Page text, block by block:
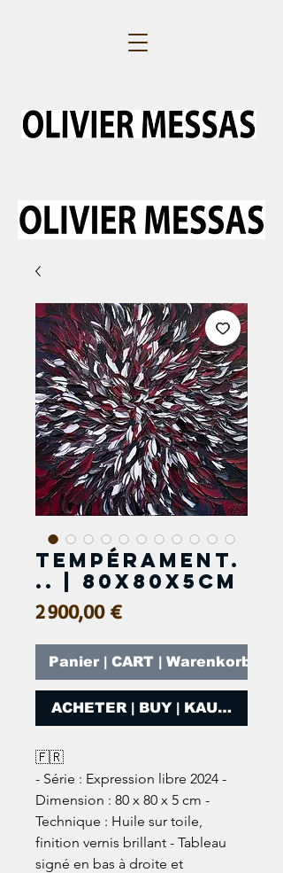
Tempérament.
.. | 80x80x5cm
2 900,00 €Prix
Panier | CART | Warenkorb
ACHETER | BUY | KAUFEN
🇫🇷
- Série : Expression libre 2024 -
Dimension : 80 x 80 x 5 cm -
Technique : Huile sur toile,
finition vernis brillant - Tableau
signé en bas à droite et